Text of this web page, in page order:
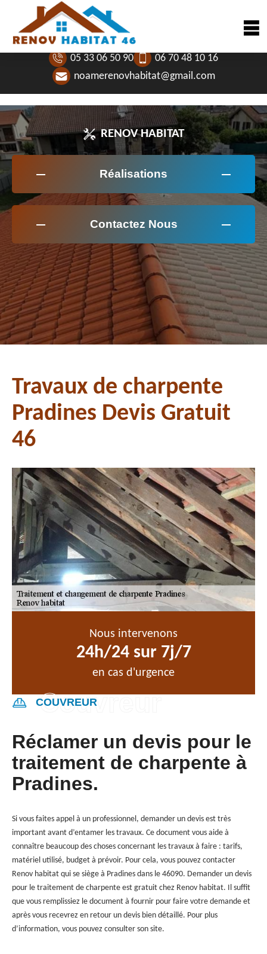
05 33 06 50 90
06 70 48 10 16
noamerenovhabitat@gmail.com
RENOV HABITAT
Réalisations
Contactez Nous
Travaux de charpente
Pradines Devis Gratuit
46
Nous intervenons
24h/24 sur 7j/7
en cas d'urgence
COUVREUR
Réclamer un devis pour le
traitement de charpente à
Pradines.
Si vous faites appel à un professionnel, demander un devis est très
important avant d’entamer les travaux. Ce document vous aide à
connaître beaucoup des choses concernant les travaux à faire : tarifs,
matériel utilisé, budget à prévoir. Pour cela, vous pouvez contacter
Renov habitat qui se siège à Pradines dans le 46090. Demander un devis
pour le traitement de charpente est gratuit chez Renov habitat. Il suffit
que vous remplissiez le document à fournir pour faire votre demande et
après vous recevrez en retour un devis bien détaillé. Pour plus
d’information, vous pouvez consulter son site.